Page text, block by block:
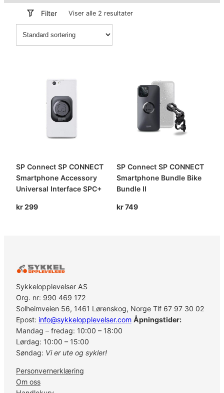
Filter Viser alle 2 resultater
SP Connect SP CONNECT
Smartphone Accessory
Universal Interface SPC+
kr299
SP Connect SP CONNECT
Smartphone Bundle Bike
Bundle II
kr749
Sykkelopplevelser AS
Org. nr: 990 469 172
Solheimveien 56, 1461 Lørenskog, Norge Tlf 67 97 30 02
Epost: info@sykkelopplevelser.com Åpningstider:
Mandag – fredag: 10:00 – 18:00
Lørdag: 10:00 – 15:00
Søndag: Vi er ute og sykler!
Personvernerklæring
Om oss